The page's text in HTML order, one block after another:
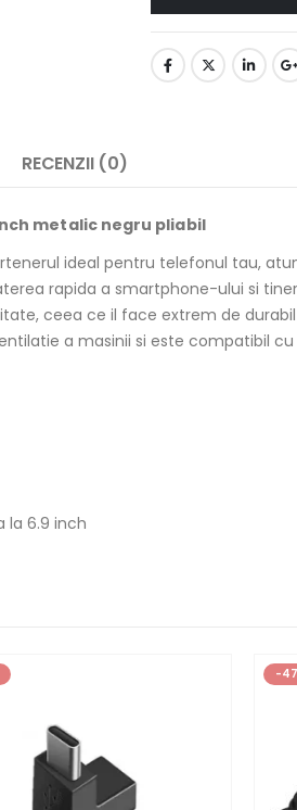
RECENZII (0)
metalic negru pliabil
ideal pentru telefonul tau,
rapida a smartphone-ului si
ceea ce il face extrem de
a masinii si este compatibil
la 6.9 inch
-